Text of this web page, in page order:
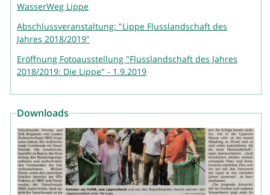
WasserWeg Lippe
Abschlussveranstaltung: "Lippe Flusslandschaft des
Jahres 2018/2019"
Eröffnung Fotoausstellung "Flusslandschaft des Jahres
2018/2019: Die Lippe" - 1.9.2019
Downloads